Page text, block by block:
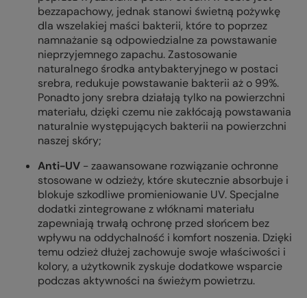
bezzapachowy, jednak stanowi świetną pożywkę
dla wszelakiej maści bakterii, które to poprzez
namnażanie są odpowiedzialne za powstawanie
nieprzyjemnego zapachu. Zastosowanie
naturalnego środka antybakteryjnego w postaci
srebra, redukuje powstawanie bakterii aż o 99%.
Ponadto jony srebra działają tylko na powierzchni
materiału, dzięki czemu nie zakłócają powstawania
naturalnie występujących bakterii na powierzchni
naszej skóry;
Anti-UV -zaawansowane rozwiązanie ochronne
stosowane w odzieży, które skutecznie absorbuje i
blokuje szkodliwe promieniowanie UV. Specjalne
dodatki zintegrowane z włóknami materiału
zapewniają trwałą ochronę przed słońcem bez
wpływu na oddychalność i komfort noszenia. Dzięki
temu odzież dłużej zachowuje swoje właściwości i
kolory, a użytkownik zyskuje dodatkowe wsparcie
podczas aktywności na świeżym powietrzu.